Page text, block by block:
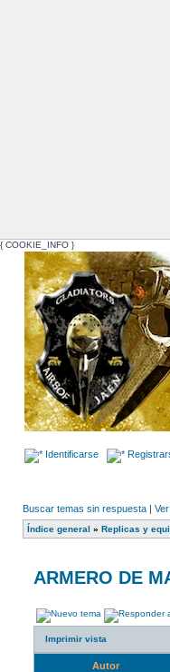
{ COOKIE_INFO }
Identificarse
Buscar temas sin respuesta |
Índice general » Replicas y
ARMERO DE
Imprimir vista
Autor